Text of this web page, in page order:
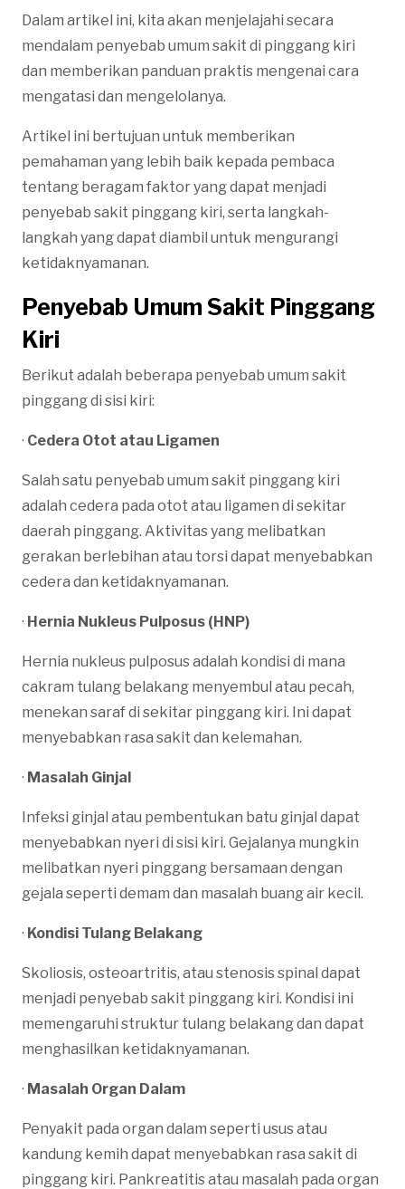
Dalam artikel ini, kita akan menjelajahi secara
mendalam penyebab umum sakit di pinggang kiri
dan memberikan panduan praktis mengenai cara
mengatasi dan mengelolanya.
Artikel ini bertujuan untuk memberikan
pemahaman yang lebih baik kepada pembaca
tentang beragam faktor yang dapat menjadi
penyebab sakit pinggang kiri, serta langkah-
langkah yang dapat diambil untuk mengurangi
ketidaknyamanan.
Penyebab Umum Sakit Pinggang
Kiri
Berikut adalah beberapa penyebab umum sakit
pinggang di sisi kiri:
· Cedera Otot atau Ligamen
Salah satu penyebab umum sakit pinggang kiri
adalah cedera pada otot atau ligamen di sekitar
daerah pinggang. Aktivitas yang melibatkan
gerakan berlebihan atau torsi dapat menyebabkan
cedera dan ketidaknyamanan.
· Hernia Nukleus Pulposus (HNP)
Hernia nukleus pulposus adalah kondisi di mana
cakram tulang belakang menyembul atau pecah,
menekan saraf di sekitar pinggang kiri. Ini dapat
menyebabkan rasa sakit dan kelemahan.
· Masalah Ginjal
Infeksi ginjal atau pembentukan batu ginjal dapat
menyebabkan nyeri di sisi kiri. Gejalanya mungkin
melibatkan nyeri pinggang bersamaan dengan
gejala seperti demam dan masalah buang air kecil.
· Kondisi Tulang Belakang
Skoliosis, osteoartritis, atau stenosis spinal dapat
menjadi penyebab sakit pinggang kiri. Kondisi ini
memengaruhi struktur tulang belakang dan dapat
menghasilkan ketidaknyamanan.
· Masalah Organ Dalam
Penyakit pada organ dalam seperti usus atau
kandung kemih dapat menyebabkan rasa sakit di
pinggang kiri. Pankreatitis atau masalah pada organ